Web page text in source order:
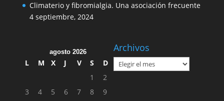
Climaterio y fibromialgia. Una asociación frecuente
4 septiembre, 2024
agosto 2026
L M X J V S
D
1
2
3
4 5 6 7 8
9
Archivos
Archivos